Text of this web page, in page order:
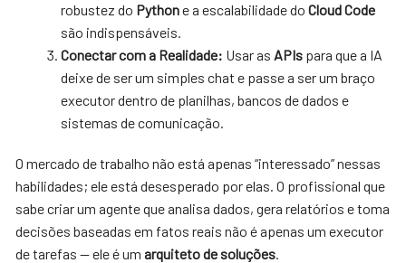
robustez do Pythone a escalabilidade doCloud Code
são indispensáveis.
Conectar com a Realidade: Usar as APIs para que a IA
deixe de ser um simples chat e passe a ser um braço
executor dentro de planilhas, bancos de dados e
sistemas de comunicação.
O mercado de trabalho não está apenas “interessado” nessas
habilidades; ele está desesperado por elas. O profissional que
sabe criar um agente que analisa dados, gera relatórios e toma
decisões baseadas em fatos reais não é apenas um executor
de tarefas — ele é umarquiteto de soluções